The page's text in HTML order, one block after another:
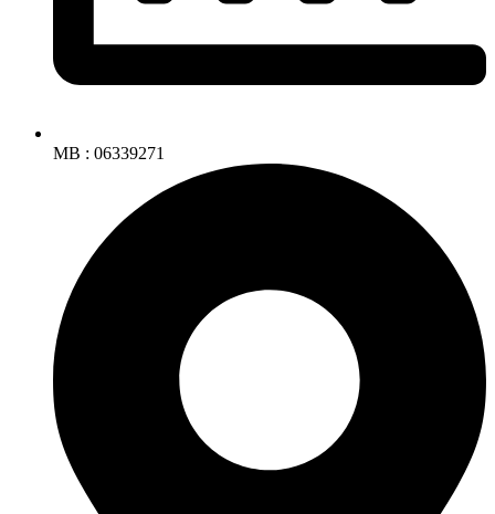
MB : 06339271